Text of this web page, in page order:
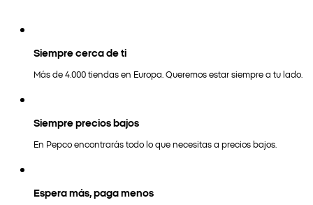
Siempre cerca de ti
Más de 4.000 tiendas en Europa. Queremos estar siempre a tu lado.
Siempre precios bajos
En Pepco encontrarás todo lo que necesitas a precios bajos.
Espera más, paga menos